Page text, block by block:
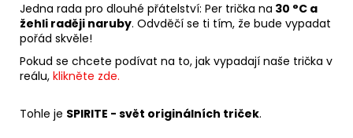
Jedna rada pro dlouhé přátelství: Per trička na 30 °C a
žehli raději naruby. Odvděčí se ti tím, že bude vypadat
pořád skvěle!
Pokud se chcete podívat na to, jak vypadají naše trička v
reálu, klikněte zde.
Tohle je SPIRITE - svět originálních triček.